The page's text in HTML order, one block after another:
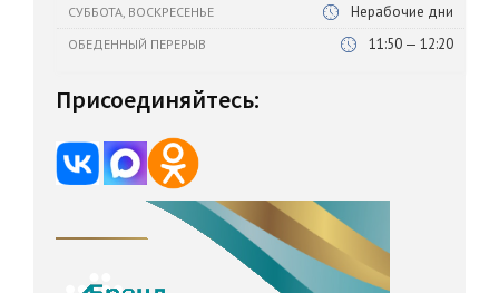
СУББОТА, ВОСКРЕСЕНЬЕ Нерабочие дни
ОБЕДЕННЫЙ ПЕРЕРЫВ 11:50 — 12:20
Присоединяйтесь: